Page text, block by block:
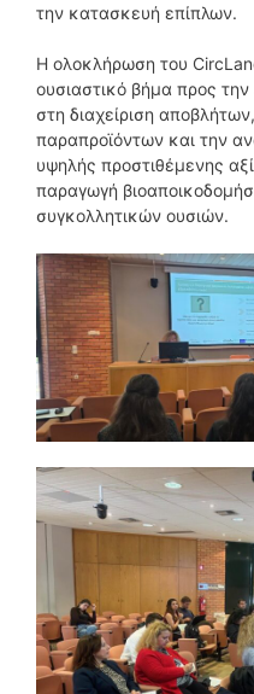
την κατασκευή επίπλων.
Η ολοκλήρωση του
ουσιαστικό βήμα προς
στη διαχείριση
παραπροϊόντων και την
υψηλής προστιθέμενης
παραγωγή
συγκολλητικών ουσιών.